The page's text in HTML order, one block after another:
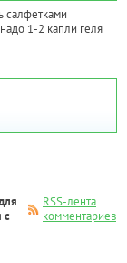
салфетками
1-2 капли геля
с
RSS-лента
комментариев